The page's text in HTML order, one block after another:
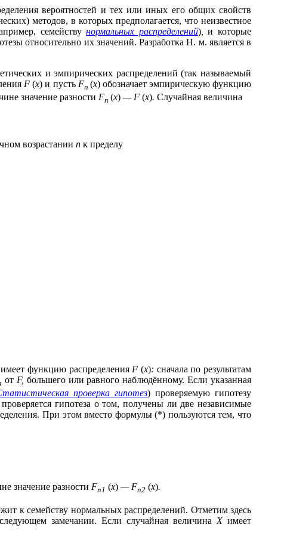
вероятностей и тех или иных его общих свойств
методов, в которых предполагается, что неизвестное
семействунормальных распределений),
и которые
относительно их значений. Разработка Н. м. является в
и эмпирических распределений (так называемый
F(x) и пусть Fn (x) обозначает эмпирическую функцию
значение разности Fn (x) — F (x). Случайная величина
возрастании n к пределу
функцию распределения F(x): сначала по результатам
от F, большего или равного наблюдённому. Если указанная
проверка гипотез) проверяемую гипотезу
гипотеза о том, получены ли две независимые
При этом вместо формулы (*) пользуются тем, что
значение разности Fn1 (х) — Fn2 (х).
к семейству нормальных распределений. Отметим здесь
замечании. Если случайная величина Химеет